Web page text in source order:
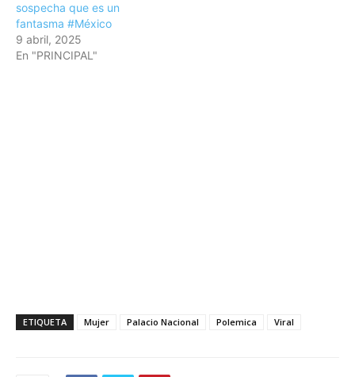
sospecha que es un
fantasma #México
9 abril, 2025
En "PRINCIPAL"
ETIQUETA Mujer Palacio Nacional Polemica Viral